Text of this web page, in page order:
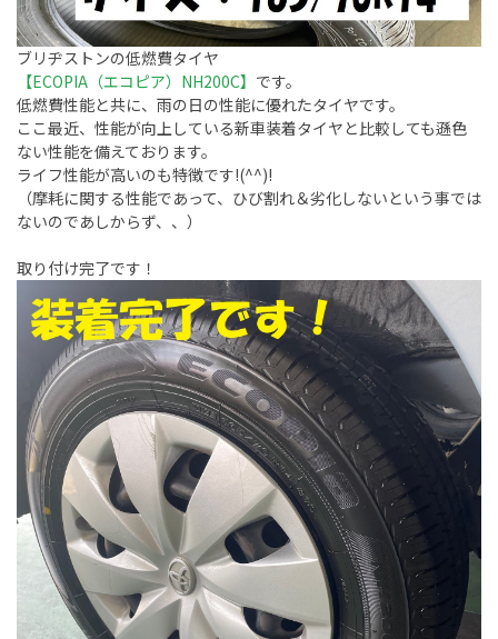
ブリヂストンの低燃費タイヤ
【ECOPIA（エコピア）NH200C】 です。
低燃費性能と共に、雨の日の性能に優れたタイヤです。
ここ最近、性能が向上している新車装着タイヤと比較しても遜色
ない性能を備えております。
ライフ性能が高いのも特徴です!(^^)!
（摩耗に関する性能であって、ひび割れ＆劣化しないという事では
ないのであしからず、、）
取り付け完了です！